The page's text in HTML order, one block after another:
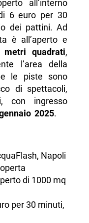
all’interno
6 euro per 30
dei pattini. Ad
è all’aperto e
metri quadrati,
l’area della
le piste sono
di spettacoli,
con ingresso
2025.
Napoli
di 1000 mq
per 30 minuti,